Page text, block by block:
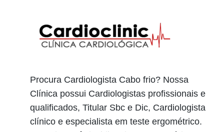
Procura Cardiologista Cabo frio? Nossa
Clínica possui Cardiologistas profissionais e
qualificados, Titular Sbc e Dic, Cardiologista
clínico e especialista em teste ergométrico.